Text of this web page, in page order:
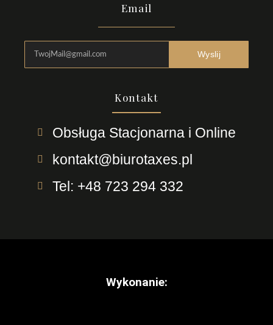
Email
Wyslij
Kontakt
Obsługa Stacjonarna i Online
kontakt@biurotaxes.pl
Tel: +48 723 294 332
Wykonanie: